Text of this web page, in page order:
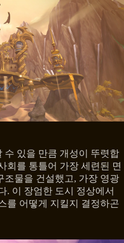
수 있을 만큼 개성이 뚜렷합
회를 통틀어 가장 세련된 면
조물을 건설했고, 가장 영광
. 이 장엄한 도시 정상에서
를 어떻게 지킬지 결정하곤